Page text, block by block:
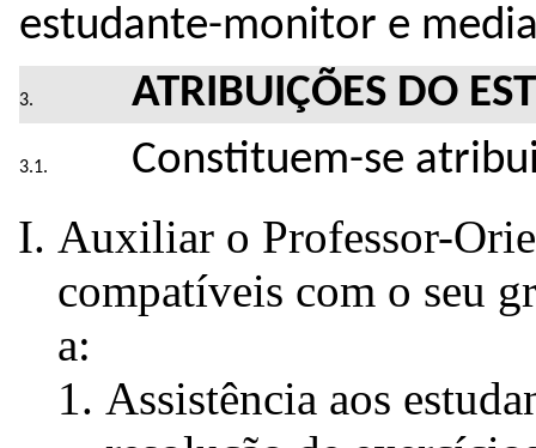
estudante-monitor e
ATRIBUIÇÕES DO
Constituem-se
Auxiliar o Professor-
compatíveis com o seu
a:
Assistência aos